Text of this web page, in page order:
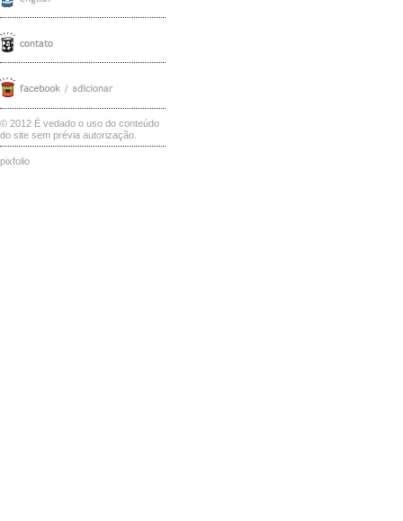
© 2012 É vedado o uso do conteúdo
do site sem prévia autorização.
pixfolio